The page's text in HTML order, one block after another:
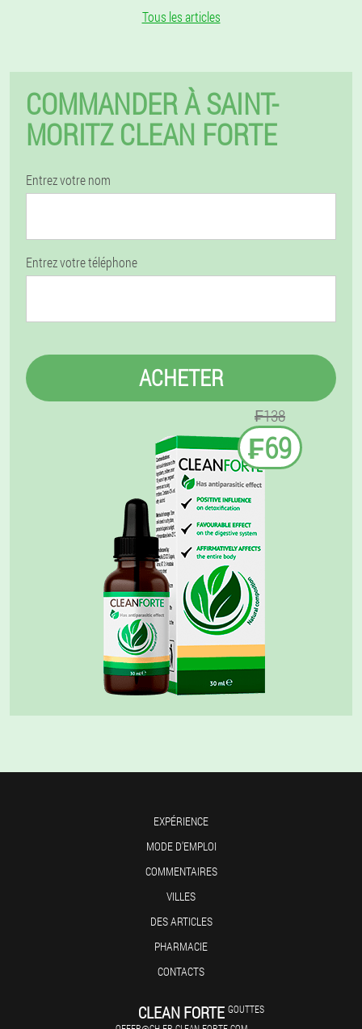
Tous les articles
COMMANDER À SAINT-
MORITZ CLEAN FORTE
Entrez votre nom
Entrez votre téléphone
ACHETER
₣138
₣69
EXPÉRIENCE
MODE D'EMPLOI
COMMENTAIRES
VILLES
DES ARTICLES
PHARMACIE
CONTACTS
CLEAN FORTE GOUTTES